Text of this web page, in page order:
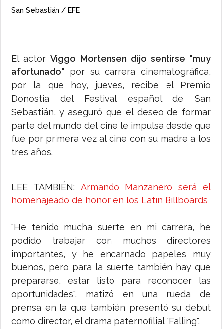
San Sebastián / EFE
El actorViggo Mortensen dijo sentirse "muy
afortunado" por su carrera cinematográfica,
por la que hoy, jueves, recibe el Premio
Donostia del Festival español de San
Sebastián, y aseguró que el deseo de formar
parte del mundo del cine le impulsa desde que
fue por primera vez al cine con su madre a los
tres años.
LEE TAMBIÉN: Armando Manzanero será el
homenajeado de honor en los Latin Billboards
"He tenido mucha suerte en mi carrera, he
podido trabajar con muchos directores
importantes, y he encarnado papeles muy
buenos, pero para la suerte también hay que
prepararse, estar listo para reconocer las
oportunidades", matizó en una rueda de
prensa en la que también presentó su debut
como director, el drama paternofilial "Falling".